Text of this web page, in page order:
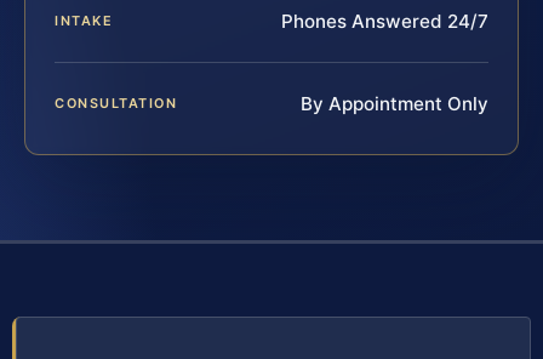
INTAKE Phones Answered 24/7
CONSULTATION By Appointment Only